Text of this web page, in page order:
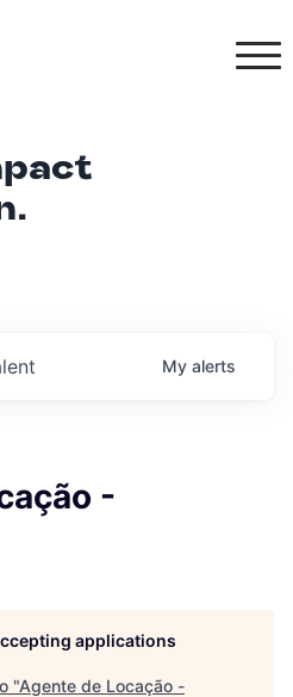
My alerts
-
applications
"Agente de Locação -